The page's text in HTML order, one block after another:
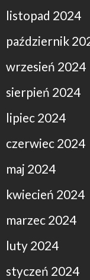
listopad 2024
październik
wrzesień 2024
sierpień 2024
lipiec 2024
czerwiec 2024
maj 2024
kwiecień 2024
marzec 2024
luty 2024
styczeń 2024